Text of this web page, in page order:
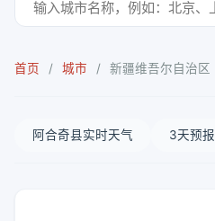
首页 / 城市 / 新疆维吾尔自治区
阿合奇县实时天气 3天预报